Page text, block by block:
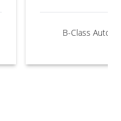
B-Class